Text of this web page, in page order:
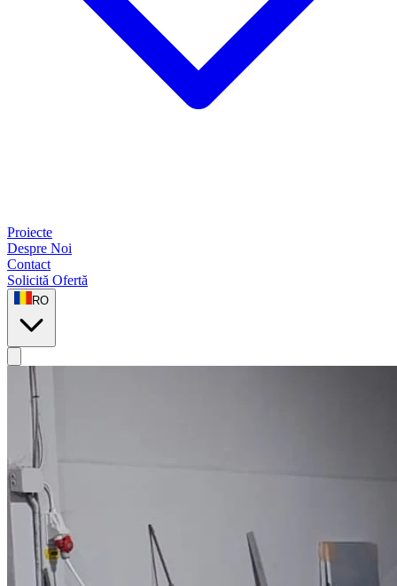
Proiecte
Despre Noi
Contact
Solicită Ofertă
RO